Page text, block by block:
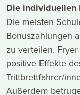
Die individuellen
Die meisten
Bonuszahlungen
zu verteilen.
positive Effekte
Trittbrettfahrer/
Außerdem